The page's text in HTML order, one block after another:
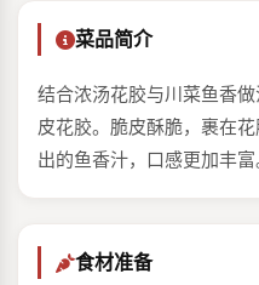
菜品简介
结合浓汤花胶与川菜鱼香
皮花胶。脆皮酥脆，裹在
出的鱼香汁，口感更加丰富
食材准备